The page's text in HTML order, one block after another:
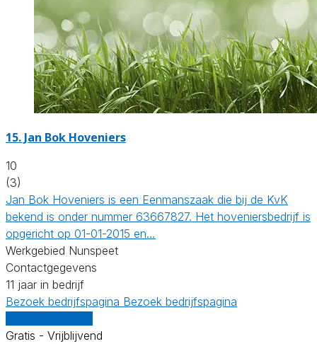
15. Jan Bok Hoveniers
10
(3)
Jan Bok Hoveniers is een Eenmanszaak die bij de KvK
bekend is onder nummer 63667827. Het hoveniersbedrijf is
opgericht op 01-01-2015 en…
Werkgebied Nunspeet
Contactgegevens
11 jaar in bedrijf
Bezoek bedrijfspagina Bezoek bedrijfspagina
Gratis - Vrijblijvend